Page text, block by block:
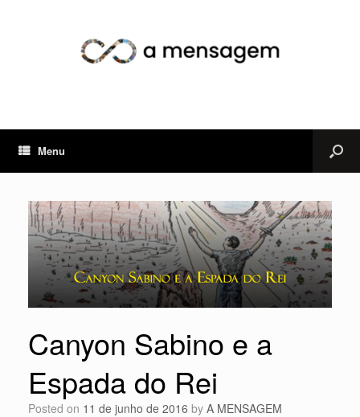
Menu
Canyon Sabino e a
Espada do Rei
Posted on 11 de junho de 2016 by A MENSAGEM